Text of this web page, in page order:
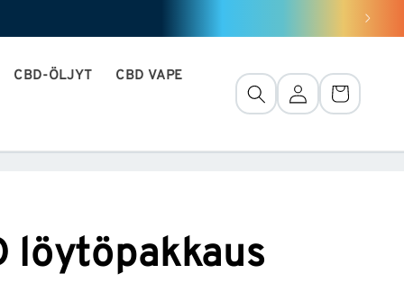
CBD-ÖLJYT
CBD VAPE
Yhteys
Kori
löytöpakkaus